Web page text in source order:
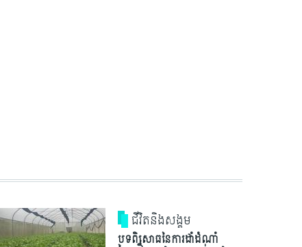
ជីវិតនិងសង្គម
បទពិសោធនៃការដាំដំណាំ